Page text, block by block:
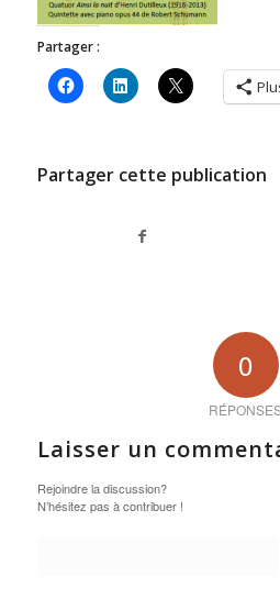
Partager :
Partager cette publication
0
Laisser un
Rejoindre la discussion?
N’hésitez pas à contribuer !